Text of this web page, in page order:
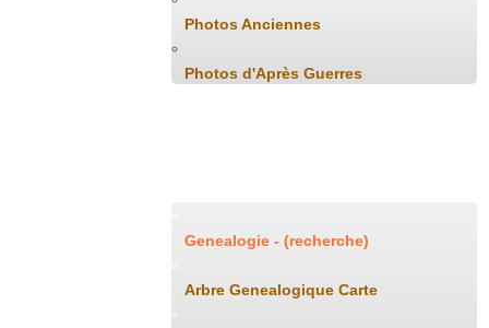
Photos Anciennes
Photos d'Après Guerres
Genealogie - (recherche)
Arbre Genealogique Carte